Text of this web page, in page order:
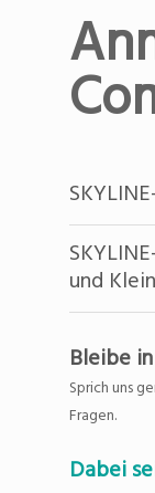
und
Bleibe
Sprich uns
Fragen.
Dabei